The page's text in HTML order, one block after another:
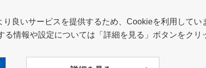
良いサービスを提供するため、Cookieを利用してい
情報や設定については「詳細を見る」ボタンをクリ